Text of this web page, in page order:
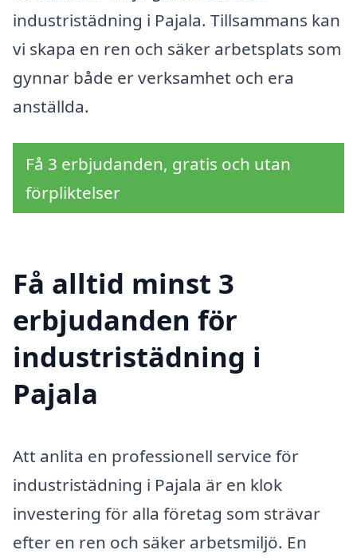
industristädning i Pajala. Tillsammans kan
vi skapa en ren och säker arbetsplats som
gynnar både er verksamhet och era
anställda.
Få 3 erbjudanden, gratis och utan
förpliktelser
Få alltid minst 3
erbjudanden för
industristädning i
Pajala
Att anlita en professionell service för
industristädning i Pajala är en klok
investering för alla företag som strävar
efter en ren och säker arbetsmiljö. En